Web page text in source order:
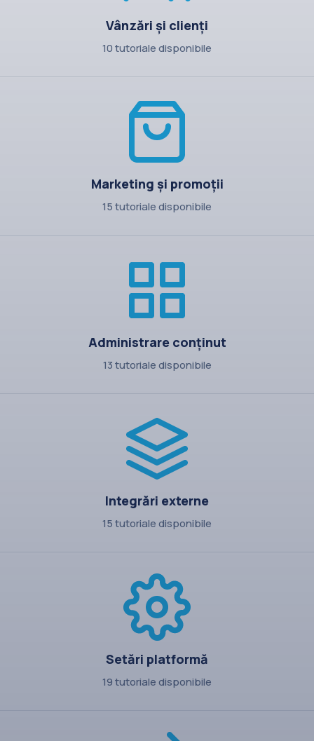
Vânzări și clienți
10 tutoriale disponibile
Marketing și promoții
15 tutoriale disponibile
Administrare conținut
13 tutoriale disponibile
Integrări externe
15 tutoriale disponibile
Setări platformă
19 tutoriale disponibile